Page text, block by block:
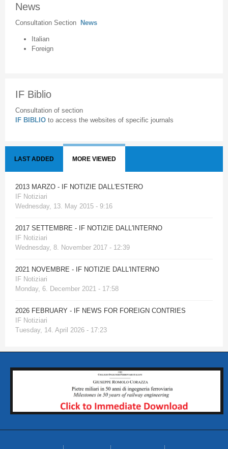
News
Consultation Section News
Italian
Foreign
IF Biblio
Consultation of section
IF BIBLIO to access the websites of specific journals
LAST ADDED MORE VIEWED
2013 MARZO - IF NOTIZIE DALL'ESTERO
IF Notiziari
Wednesday, 13. May 2015 - 9:16
2017 SETTEMBRE - IF NOTIZIE DALL'INTERNO
IF Notiziari
Wednesday, 8. November 2017 - 12:39
2021 NOVEMBRE - IF NOTIZIE DALL'INTERNO
IF Notiziari
Monday, 6. December 2021 - 17:58
2026 FEBRUARY - IF NEWS FOR FOREIGN CONTRIES
IF Notiziari
Tuesday, 14. April 2026 - 17:23